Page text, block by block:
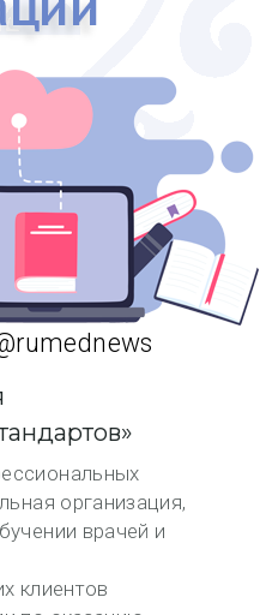
организация,
врачей и
клиентов